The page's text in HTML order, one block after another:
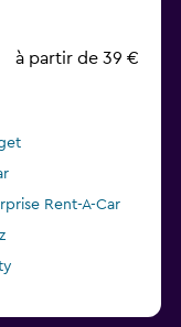
à partir de 39 €
Rent-A-Car